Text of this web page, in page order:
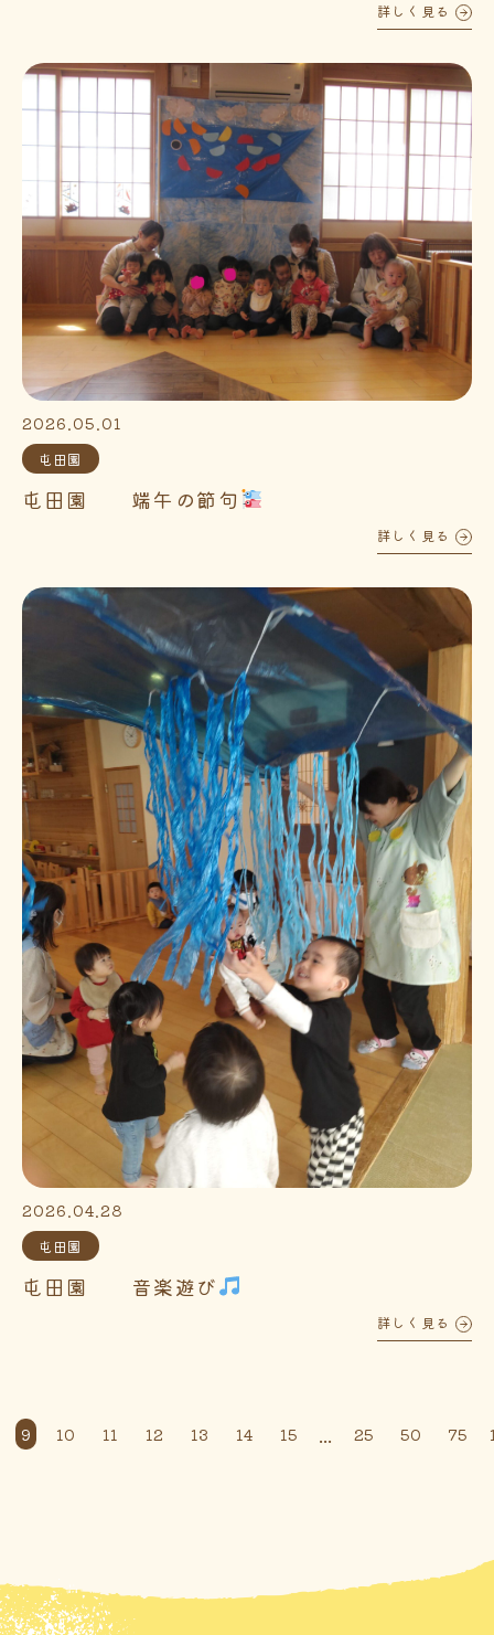
詳しく見る
2026.05.01
屯田園
屯田園 端午の節句
詳しく見る
2026.04.28
屯田園
屯田園 音楽遊び
詳しく見る
9 10 11 12 13 14 15 25 50 75